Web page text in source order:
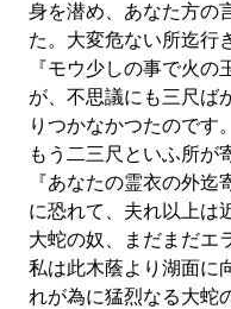
身を潜め、あなた方の
た。大変危ない所迄行
『モウ少しの事で火
が、不思議にも三尺ば
りつかなかつたのです
もう二三尺といふ所が
『あなたの霊衣の外
に恐れて、夫れ以上は
大蛇の奴、まだまだエ
私は此木蔭より湖面に
れが為に猛烈なる大蛇